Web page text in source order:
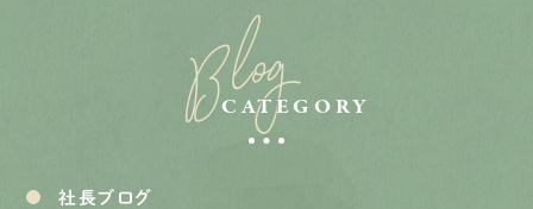
Blog
CATEGORY
社長ブログ